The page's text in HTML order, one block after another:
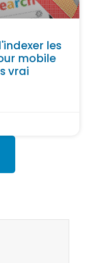
les
mobile
vrai